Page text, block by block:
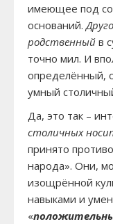
имеющее под
оснований.
родственный в
точно мил. И
определённый,
умный
Да, это так –
столичных
принято
народа». Они,
изощрённой
навыками и
«п